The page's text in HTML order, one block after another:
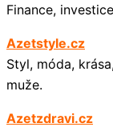
Finance,
Azetstyle.cz
Styl, móda,
muže.
Azetzdravi.cz